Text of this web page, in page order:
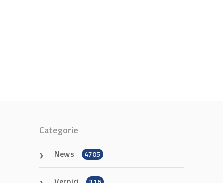
Categorie
News 4705